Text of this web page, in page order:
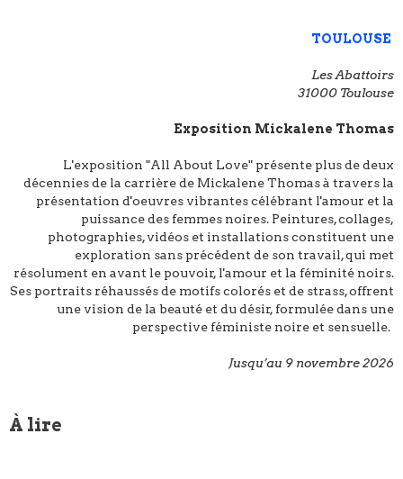
TOULOUSE
Les Abattoirs
31000 Toulouse
Exposition Mickalene Thomas
L'exposition "All About Love" présente plus de deux
décennies de la carrière de Mickalene Thomas à travers la
présentation d'oeuvres vibrantes célébrant l'amour et la
puissance des femmes noires. Peintures, collages,
photographies, vidéos et installations constituent une
exploration sans précédent de son travail, qui met
résolument en avant le pouvoir, l'amour et la féminité noirs.
Ses portraits réhaussés de motifs colorés et de strass, offrent
une vision de la beauté et du désir, formulée dans une
perspective féministe noire et sensuelle.
Jusqu’au 9 novembre 2026
À lire